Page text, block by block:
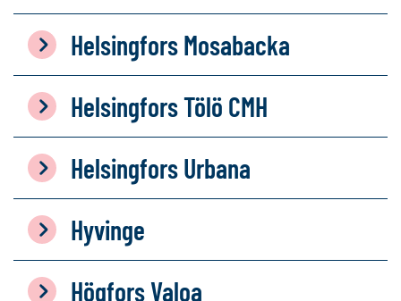
Helsingfors Mosabacka
Helsingfors Tölö CMH
Helsingfors Urbana
Hyvinge
Högfors Valoa